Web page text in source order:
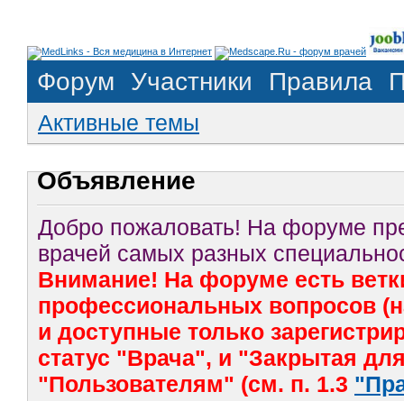
Форум Участники Правила
Активные темы
Объявление
Добро пожаловать! На форуме
врачей самых разных
Внимание! На форуме есть
профессиональных вопросов
и доступные только
статус "Врача", и "Закрытая
"Пользователям" (см. п. 1.3